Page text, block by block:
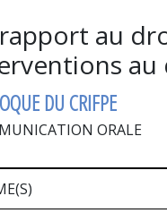
au
DU CRIFPE
ORALE